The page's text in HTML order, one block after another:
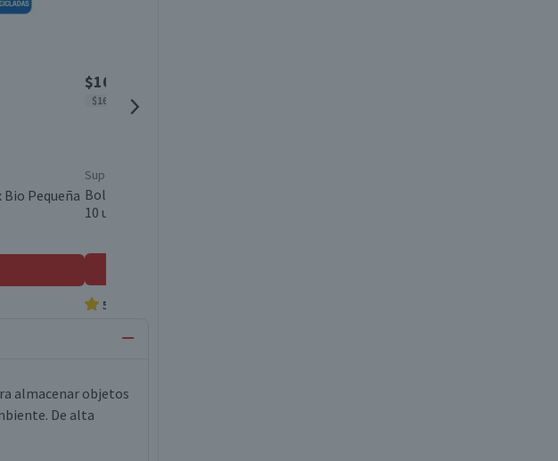
Bio Pequeña
$1690
$169 x un
Superior
Bolsa de Basura Superior 80 x 110 cm
10 un.
5.0
almacenar objetos
De alta